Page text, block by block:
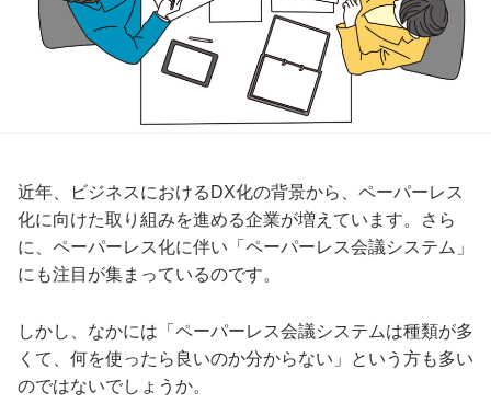
近年、ビジネスにおけるDX化の背景から、ペーパーレス
化に向けた取り組みを進める企業が増えています。さら
に、ペーパーレス化に伴い「ペーパーレス会議システム」
にも注目が集まっているのです。
しかし、なかには「ペーパーレス会議システムは種類が多
くて、何を使ったら良いのか分からない」という方も多い
のではないでしょうか。